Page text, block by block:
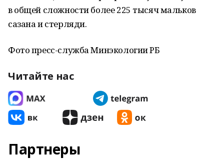
в общей сложности более 225 тысяч мальков
сазана и стерляди.
Фото пресс-служба Минэкологии РБ
Читайте нас
Партнеры